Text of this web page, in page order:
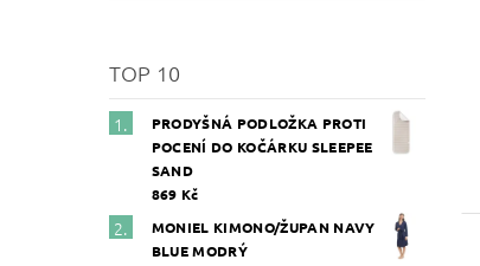
TOP 10
PRODYŠNÁ PODLOŽKA PROTI
POCENÍ DO KOČÁRKU SLEEPEE
SAND
869 Kč
MONIEL KIMONO/ŽUPAN NAVY
BLUE MODRÝ